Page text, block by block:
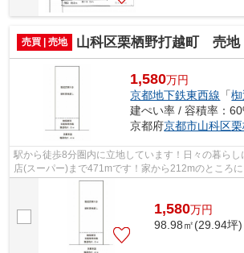
売買 | 売地 山科区栗栖野打越町 売地（建築
1,580万円
京都地下鉄東西線 「
建ぺい率 / 容積率：
京都府京都市山科区
駅から徒歩8分圏内に立地しています！日々の暮らし
店(スーパー)まで471mです！家から212mのところに
に便利なサンドラッグ 山科栗栖野店があ...
1,580万円
98.98㎡(29.94坪